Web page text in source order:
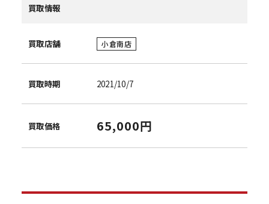
買取情報
買取店舗 小倉南店
買取時期 2021/10/7
買取価格 65,000円